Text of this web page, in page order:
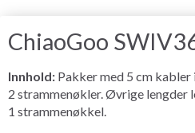
ChiaoGoo
Innhold: Pakker med 5 cm
2 strammenøkler. Øvrige lengder
1 strammenøkkel.